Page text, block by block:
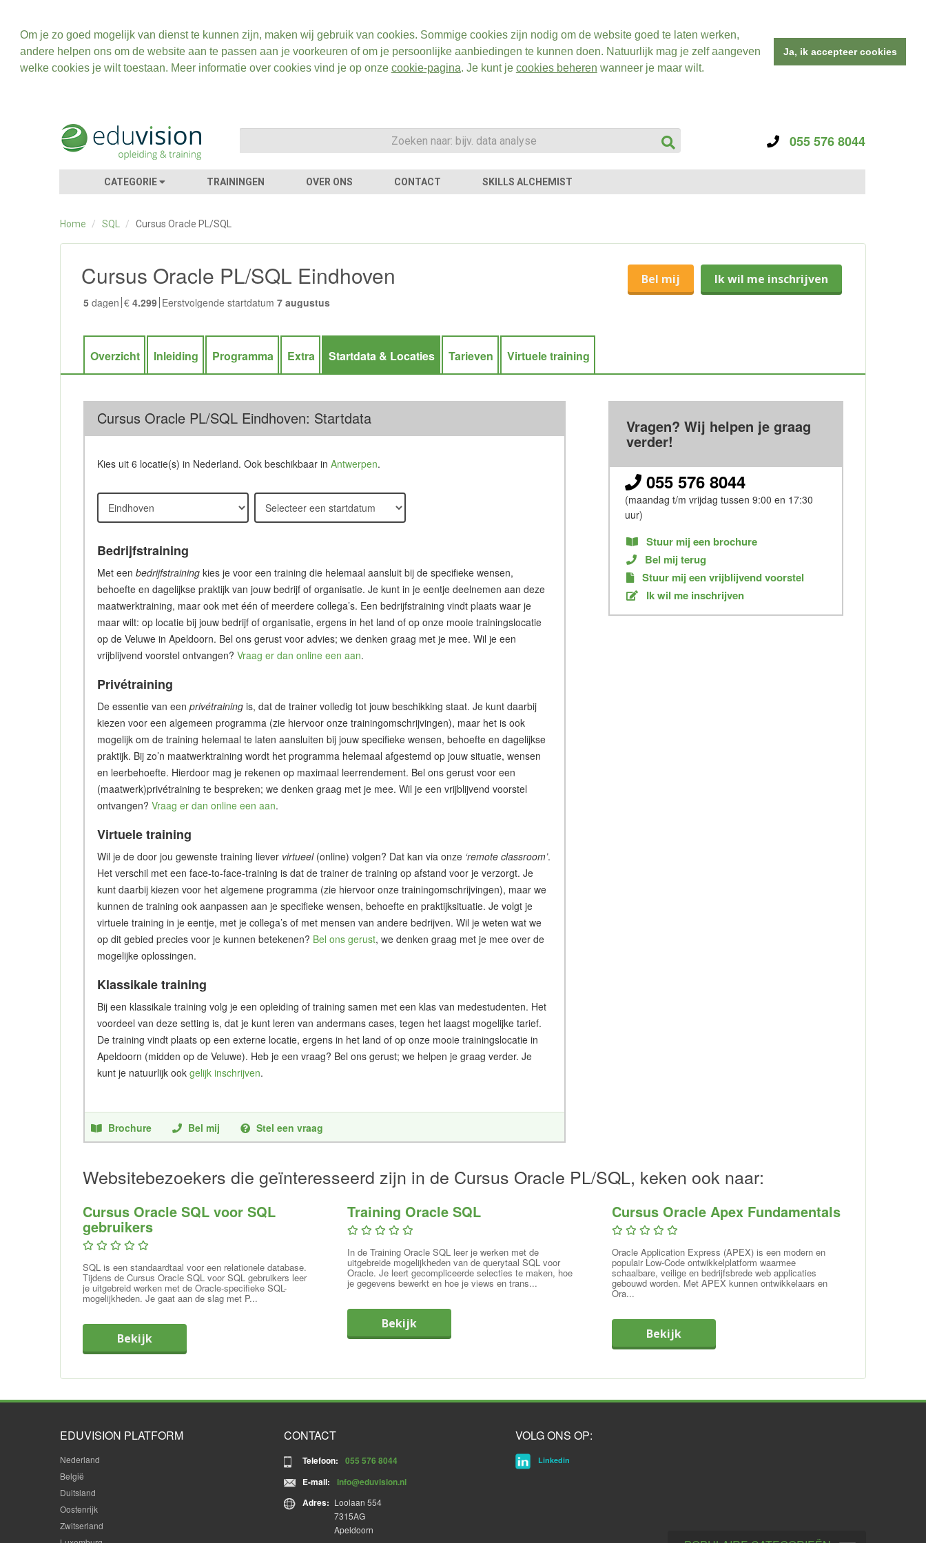
Om je zo goed mogelijk van dienst te kunnen zijn, maken wij gebruik van cookies. Sommige cookies zijn nodig om de website goed te laten werken,
andere helpen ons om de website aan te passen aan je voorkeuren of om je persoonlijke aanbiedingen te kunnen doen. Natuurlijk mag je zelf aangeven
welke cookies je wilt toestaan. Meer informatie over cookies vind je op onze cookie-pagina. Je kunt je cookies beheren wanneer je maar wilt.
Ja, ik accepteer cookies
055 576 8044
CATEGORIE TRAININGEN OVER ONS CONTACT SKILLS ALCHEMIST
Home / SQL / Cursus Oracle PL/SQL
Cursus Oracle PL/SQL Eindhoven
5 dagen € 4.299 Eerstvolgende startdatum 7 augustus
Bel mij Ik wil me inschrijven
Overzicht Inleiding Programma Extra Startdata & Locaties Tarieven Virtuele training
Cursus Oracle PL/SQL Eindhoven: Startdata
Kies uit 6 locatie(s) in Nederland. Ook beschikbaar in Antwerpen.
Bedrijfstraining
Met een bedrijfstraining kies je voor een training die helemaal aansluit bij de specifieke wensen,
behoefte en dagelijkse praktijk van jouw bedrijf of organisatie. Je kunt in je eentje deelnemen aan deze
maatwerktraining, maar ook met één of meerdere collega’s. Een bedrijfstraining vindt plaats waar je
maar wilt: op locatie bij jouw bedrijf of organisatie, ergens in het land of op onze mooie trainingslocatie
op de Veluwe in Apeldoorn. Bel ons gerust voor advies; we denken graag met je mee. Wil je een
vrijblijvend voorstel ontvangen? Vraag er dan online een aan.
Privétraining
De essentie van een privétraining is, dat de trainer volledig tot jouw beschikking staat. Je kunt daarbij
kiezen voor een algemeen programma (zie hiervoor onze trainingomschrijvingen), maar het is ook
mogelijk om de training helemaal te laten aansluiten bij jouw specifieke wensen, behoefte en dagelijkse
praktijk. Bij zo’n maatwerktraining wordt het programma helemaal afgestemd op jouw situatie, wensen
en leerbehoefte. Hierdoor mag je rekenen op maximaal leerrendement. Bel ons gerust voor een
(maatwerk)privétraining te bespreken; we denken graag met je mee. Wil je een vrijblijvend voorstel
ontvangen? Vraag er dan online een aan.
Virtuele training
Wil je de door jou gewenste training liever virtueel(online) volgen? Dat kan via onze ‘remote classroom’.
Het verschil met een face-to-face-training is dat de trainer de training op afstand voor je verzorgt. Je
kunt daarbij kiezen voor het algemene programma (zie hiervoor onze trainingomschrijvingen), maar we
kunnen de training ook aanpassen aan je specifieke wensen, behoefte en praktijksituatie. Je volgt je
virtuele training in je eentje, met je collega’s of met mensen van andere bedrijven. Wil je weten wat we
op dit gebied precies voor je kunnen betekenen? Bel ons gerust, we denken graag met je mee over de
mogelijke oplossingen.
Klassikale training
Bij een klassikale training volg je een opleiding of training samen met een klas van medestudenten. Het
voordeel van deze setting is, dat je kunt leren van andermans cases, tegen het laagst mogelijke tarief.
De training vindt plaats op een externe locatie, ergens in het land of op onze mooie trainingslocatie in
Apeldoorn (midden op de Veluwe). Heb je een vraag? Bel ons gerust; we helpen je graag verder. Je
kunt je natuurlijk ook gelijk inschrijven.
Brochure Bel mij Stel een vraag
Vragen? Wij helpen je graag
verder!
055 576 8044
(maandag t/m vrijdag tussen 9:00 en 17:30
uur)
Stuur mij een brochure
Bel mij terug
Stuur mij een vrijblijvend voorstel
Ik wil me inschrijven
Websitebezoekers die geïnteresseerd zijn in de Cursus Oracle PL/SQL, keken ook naar:
Cursus Oracle SQL voor SQL
gebruikers
SQL is een standaardtaal voor een relationele database.
Tijdens de Cursus Oracle SQL voor SQL gebruikers leer
je uitgebreid werken met de Oracle-specifieke SQL-
mogelijkheden. Je gaat aan de slag met P...
Bekijk
Training Oracle SQL
In de Training Oracle SQL leer je werken met de
uitgebreide mogelijkheden van de querytaal SQL voor
Oracle. Je leert gecompliceerde selecties te maken, hoe
je gegevens bewerkt en hoe je views en trans...
Bekijk
Cursus Oracle Apex Fundamentals
Oracle Application Express (APEX) is een modern en
populair Low-Code ontwikkelplatform waarmee
schaalbare, veilige en bedrijfsbrede web applicaties
gebouwd worden. Met APEX kunnen ontwikkelaars en
Ora...
Bekijk
EDUVISION PLATFORM
Nederland
België
Duitsland
Oostenrijk
Zwitserland
CONTACT
Telefoon:
055 576 8044
E-mail:
info@eduvision.nl
Adres: Loolaan 554
7315AG
Apeldoorn
VOLG ONS OP:
Linkedin